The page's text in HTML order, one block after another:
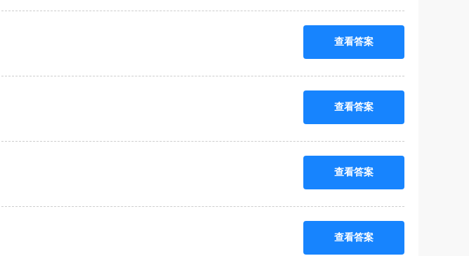
查看答案
查看答案
查看答案
查看答案